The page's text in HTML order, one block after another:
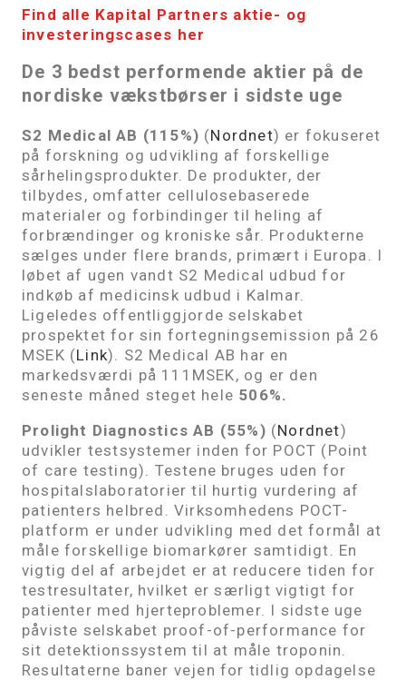
Find alle Kapital Partners aktie- og
investeringscases her
De 3 bedst performende aktier på de
nordiske vækstbørser i sidste uge
S2 Medical AB (115%) (Nordnet) er fokuseret
på forskning og udvikling af forskellige
sårhelingsprodukter. De produkter, der
tilbydes, omfatter cellulosebaserede
materialer og forbindinger til heling af
forbrændinger og kroniske sår. Produkterne
sælges under flere brands, primært i Europa. I
løbet af ugen vandt S2 Medical udbud for
indkøb af medicinsk udbud i Kalmar.
Ligeledes offentliggjorde selskabet
prospektet for sin fortegningsemission på 26
MSEK (Link). S2 Medical AB har en
markedsværdi på 111MSEK, og er den
seneste måned steget hele 506%.
Prolight Diagnostics AB (55%) (Nordnet)
udvikler testsystemer inden for POCT (Point
of care testing). Testene bruges uden for
hospitalslaboratorier til hurtig vurdering af
patienters helbred. Virksomhedens POCT-
platform er under udvikling med det formål at
måle forskellige biomarkører samtidigt. En
vigtig del af arbejdet er at reducere tiden for
testresultater, hvilket er særligt vigtigt for
patienter med hjerteproblemer. I sidste uge
påviste selskabet proof-of-performance for
sit detektionssystem til at måle troponin.
Resultaterne baner vejen for tidlig opdagelse